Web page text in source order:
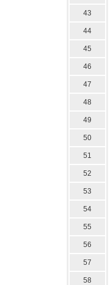
43
44
45
46
47
48
49
50
51
52
53
54
55
56
57
58